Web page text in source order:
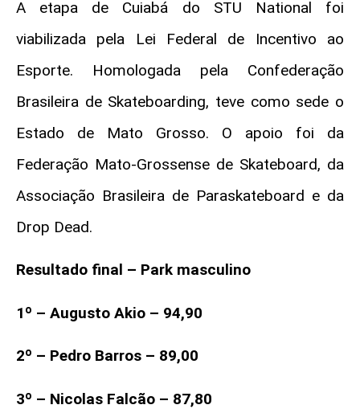
A etapa de Cuiabá do STU National foi
viabilizada pela Lei Federal de Incentivo ao
Esporte. Homologada pela Confederação
Brasileira de Skateboarding, teve como sede o
Estado de Mato Grosso. O apoio foi da
Federação Mato-Grossense de Skateboard, da
Associação Brasileira de Paraskateboard e da
Drop Dead.
Resultado final – Park masculino
1º – Augusto Akio – 94,90
2º – Pedro Barros – 89,00
3º – Nicolas Falcão – 87,80